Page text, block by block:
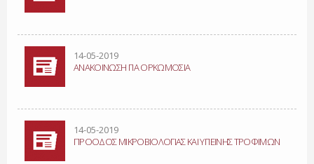
14-05-2019
ΑΝΑΚΟΙΝΩΣΗ ΓΙΑ ΟΡΚΩΜΟΣΙΑ
14-05-2019
ΠΡΟΟΔΟΣ ΜΙΚΡΟΒΙΟΛΟΓΙΑΣ ΚΑΙ ΥΓΙΕΙΝΗΣ ΤΡΟΦΙΜΩΝ